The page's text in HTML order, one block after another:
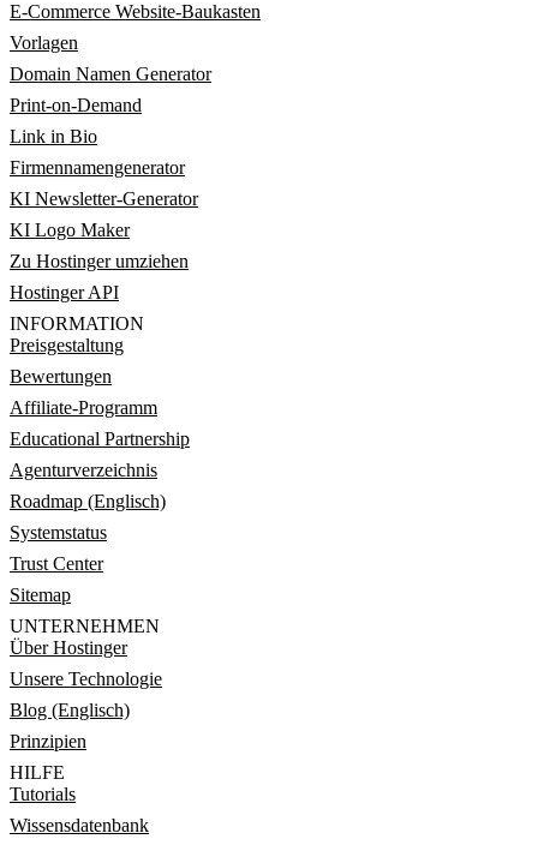
E-Commerce Website-Baukasten
Vorlagen
Domain Namen Generator
Print-on-Demand
Link in Bio
Firmennamengenerator
KI Newsletter-Generator
KI Logo Maker
Zu Hostinger umziehen
Hostinger API
INFORMATION
Preisgestaltung
Bewertungen
Affiliate-Programm
Educational Partnership
Agenturverzeichnis
Roadmap (Englisch)
Systemstatus
Trust Center
Sitemap
UNTERNEHMEN
Über Hostinger
Unsere Technologie
Blog (Englisch)
Prinzipien
HILFE
Tutorials
Wissensdatenbank